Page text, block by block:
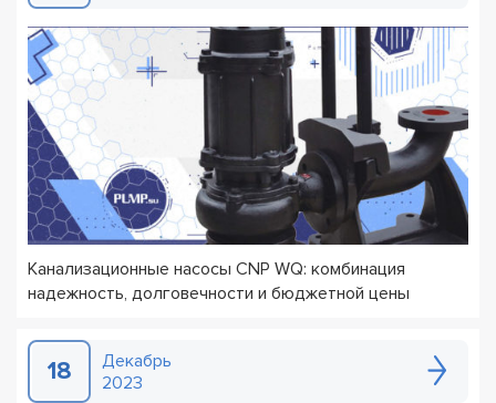
Канализационные насосы CNP WQ: комбинация
надежность, долговечности и бюджетной цены
18
Декабрь
2023